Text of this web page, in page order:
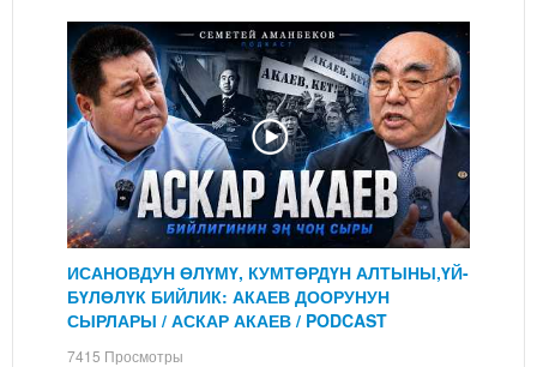
ИСАНОВДУН ӨЛҮМҮ, КУМТӨРДҮН АЛТЫНЫ,ҮЙ-
БҮЛӨЛҮК БИЙЛИК: АКАЕВ ДООРУНУН
СЫРЛАРЫ / АСКАР АКАЕВ / PODCAST
7415 Просмотры